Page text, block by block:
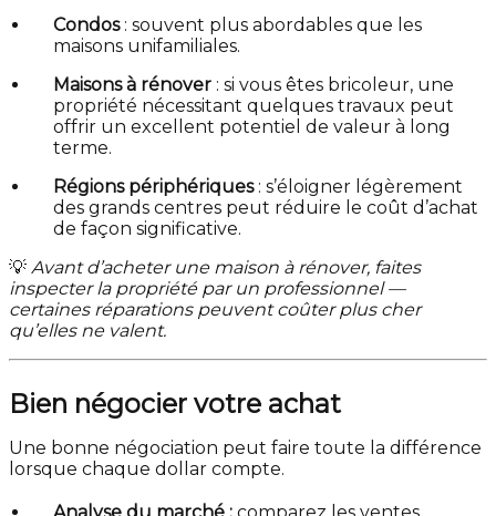
Condos: souvent plus abordables que les
maisons unifamiliales.
Maisons à rénover : si vous êtes bricoleur, une
propriété nécessitant quelques travaux peut
offrir un excellent potentiel de valeur à long
terme.
Régions périphériques: s’éloigner légèrement
des grands centres peut réduire le coût d’achat
de façon significative.
💡 Avant d’acheter une maison à rénover, faites
inspecter la propriété par un professionnel —
certaines réparations peuvent coûter plus cher
qu’elles ne valent.
Bien négocier votre achat
Une bonne négociation peut faire toute la différence
lorsque chaque dollar compte.